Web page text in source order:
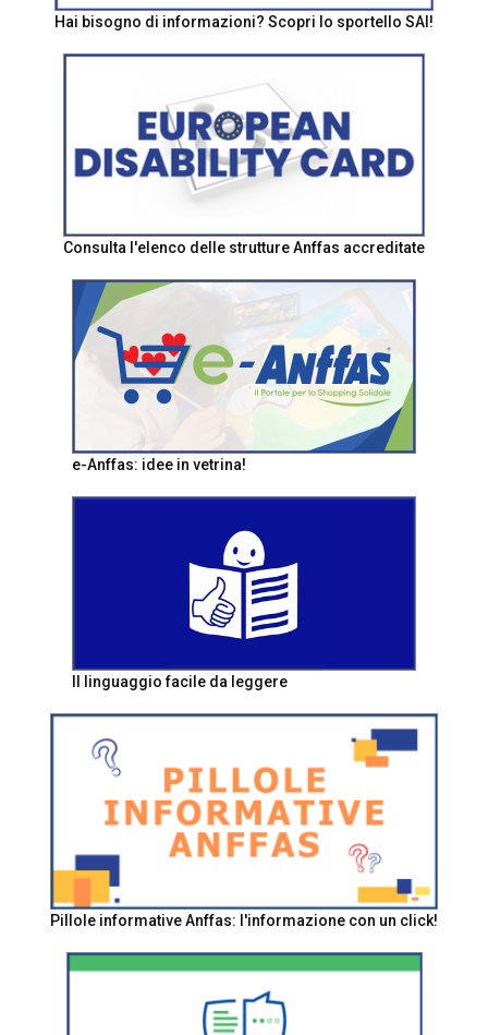
Hai bisogno di informazioni? Scopri lo sportello SAI!
Consulta l'elenco delle strutture Anffas accreditate
e-Anffas: idee in vetrina!
Il linguaggio facile da leggere
Pillole informative Anffas: l'informazione con un click!